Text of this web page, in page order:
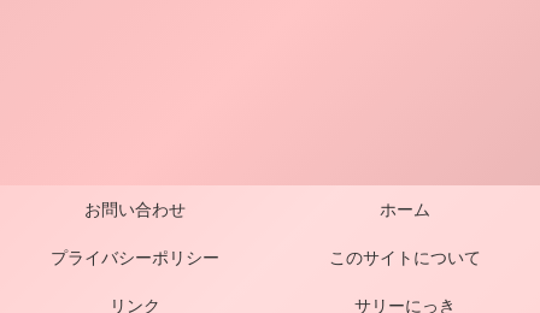
お問い合わせ ホーム
プライバシーポリシー このサイトについて
リンク サリーにっき